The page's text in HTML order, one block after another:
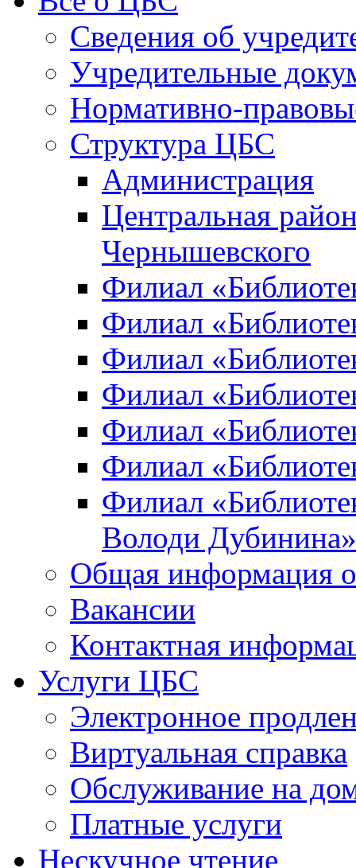
Сведения об
Учредительные
Нормативно-
Структура ЦБС
Администрация
Центральная
Чернышевского
Филиал
Филиал
Филиал
Филиал
Филиал
Филиал
Филиал
Володи Дубинина»
Общая информация
Вакансии
Контактная
Услуги ЦБС
Электронное
Виртуальная справка
Обслуживание на
Платные услуги
Нескучное чтение